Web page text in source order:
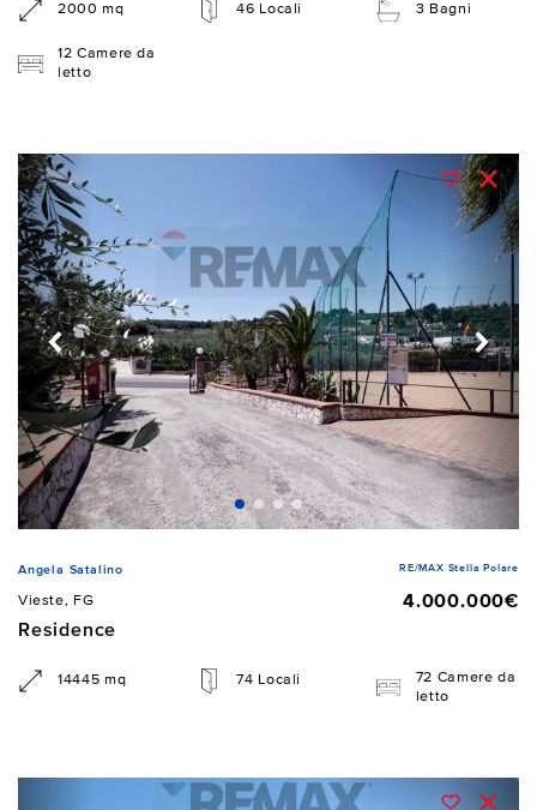
2000 mq 46 Locali 3 Bagni
12 Camere da
letto
Angela Satalino RE/MAX Stella Polare
Vieste, FG
4.000.000€
Residence
14445 mq 74 Locali
72 Camere da
letto